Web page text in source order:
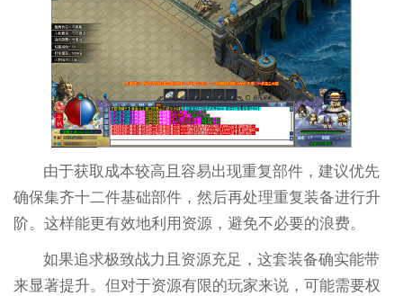
由于获取成本较高且容易出现重复部件，建议优先
确保集齐十二件基础部件，然后再处理重复装备进行升
阶。这样能更有效地利用资源，避免不必要的浪费。
如果追求极致战力且资源充足，这套装备确实能带
来显著提升。但对于资源有限的玩家来说，可能需要权